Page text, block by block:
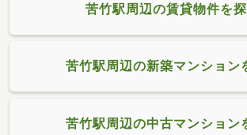
苦竹駅周辺の賃貸物件を
苦竹駅周辺の新築マンション
苦竹駅周辺の中古マンション